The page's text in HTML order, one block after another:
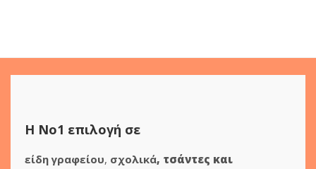
Η Νο1 επιλογή σε
είδη γραφείου, σχολικά, τσάντες και